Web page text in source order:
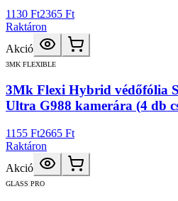
1130 Ft2365 Ft
Raktáron
Akció
3MK FLEXIBLE
3Mk Flexi Hybrid védőfólia
Ultra G988 kamerára (4 db
1155 Ft2665 Ft
Raktáron
Akció
GLASS PRO